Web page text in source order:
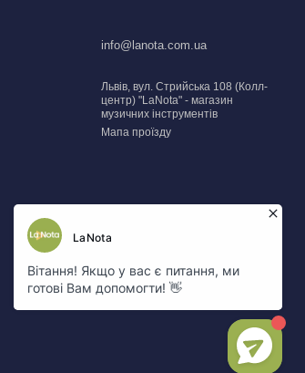
info@lanota.com.ua
Львів, вул. Стрийська 108 (Колл-
центр) "LaNota" - магазин
музичних інструментів
Мапа проїзду